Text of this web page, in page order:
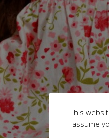
This
assume